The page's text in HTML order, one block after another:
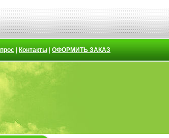
Контакты ОФОРМИТЬ ЗАКАЗ